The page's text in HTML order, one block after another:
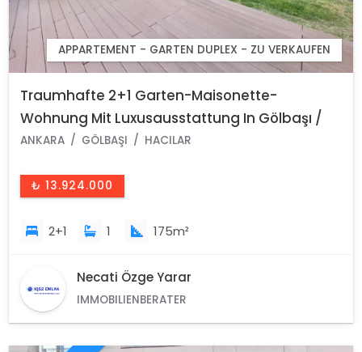
APPARTEMENT - GARTEN DUPLEX - ZU VERKAUFEN
Traumhafte 2+1 Garten-Maisonette-
Wohnung Mit Luxusausstattung In Gölbaşı /
Ankara /Türkei
ANKARA GÖLBAŞI HACILAR
₺ 13.924.000
2+1 1 175m²
Necati Özge Yarar
IMMOBILIENBERATER